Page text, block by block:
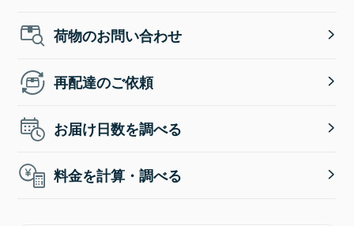
荷物のお問い合わせ
再配達のご依頼
お届け日数を調べる
料金を計算・調べる